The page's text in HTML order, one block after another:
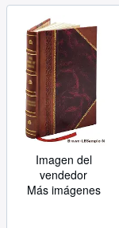
Imagen del
vendedor
Más imágenes